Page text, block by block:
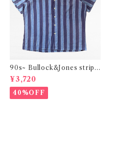
90s~ Bullock&Jones stripe
design cotton BD shirt（m
ade in U.S.A）
¥3,720
40%OFF